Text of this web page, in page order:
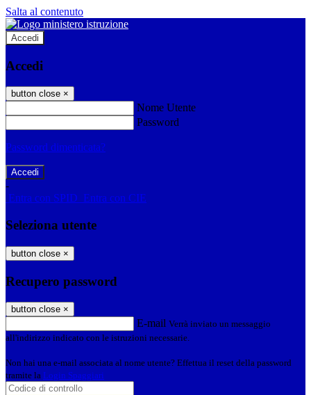
Salta al contenuto
Accedi
Accedi
button close ×
Nome Utente
Password
Password dimenticata?
-
Entra con SPID Entra con CIE
Seleziona utente
button close ×
Recupero password
button close ×
E-mail Verrà inviato un messaggio
all'indirizzo indicato con le istruzioni necessarie.
Non hai una e-mail associata al nome utente? Effettua il reset della password
tramite la Login Spaggiari